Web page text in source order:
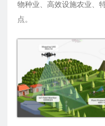
物种业、高效设施农业、
点。